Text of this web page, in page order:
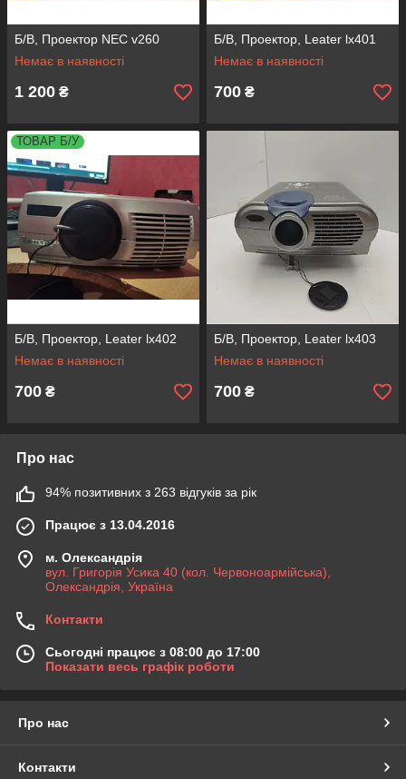
Б/В, Проектор NEC v260
Немає в наявності
1 200 ₴
Б/В, Проектор, Leater lx401
Немає в наявності
700 ₴
ТОВАР Б/У
Б/В, Проектор, Leater lx402
Немає в наявності
700 ₴
Б/В, Проектор, Leater lx403
Немає в наявності
700 ₴
Про нас
94% позитивних з 263 відгуків за рік
Працює з 13.04.2016
м. Олександрія
вул. Григорія Усика 40 (кол. Червоноармійська),
Олександрія, Україна
Контакти
Сьогодні працює з 08:00 до 17:00
Показати весь графік роботи
Про нас
Контакти